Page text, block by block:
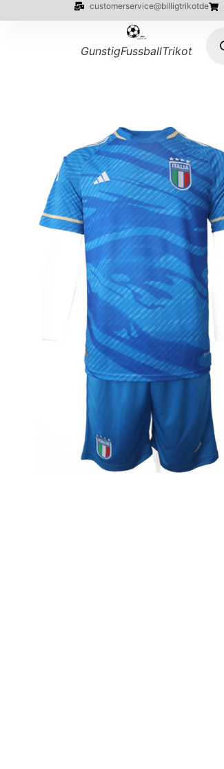
customerservice@billigtrikotde
GunstigFussballTrikot